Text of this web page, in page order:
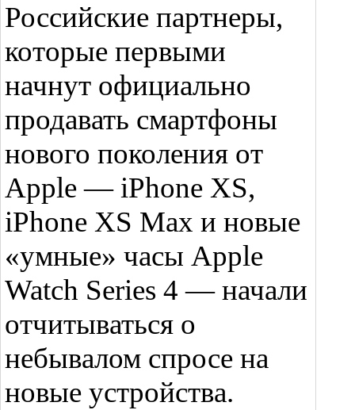
Российские партнеры,
которые первыми
начнут официально
продавать смартфоны
нового поколения от
Apple — iPhone XS,
iPhone XS Max и новые
«умные» часы Apple
Watch Series 4 — начали
отчитываться о
небывалом спросе на
новые устройства.